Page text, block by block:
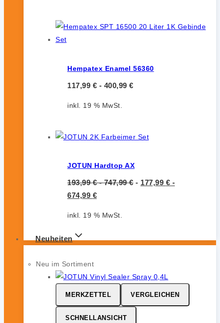
Hempatex Enamel 56360
117,99 € - 400,99 €
inkl. 19 % MwSt.
JOTUN Hardtop AX
193,99€-747,99€- 177,99 € -
674,99 €
inkl. 19 % MwSt.
Neuheiten
Neu im Sortiment
MERKZETTEL VERGLEICHEN
SCHNELLANSICHT